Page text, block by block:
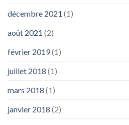
décembre 2021 (1)
août 2021 (2)
février 2019(1)
juillet 2018 (1)
mars 2018 (1)
janvier 2018 (2)